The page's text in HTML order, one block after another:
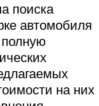
поиска
автомобиля
полную
на них